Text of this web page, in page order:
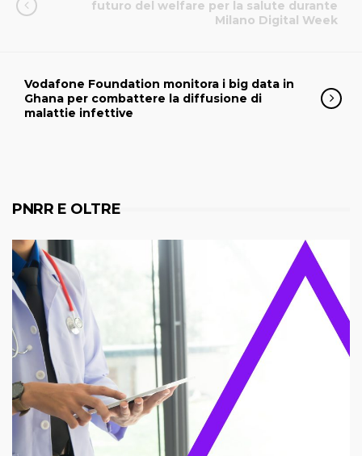
futuro del welfare per la salute durante
Milano Digital Week
Vodafone Foundation monitora i big data in
Ghana per combattere la diffusione di
malattie infettive
PNRR E OLTRE